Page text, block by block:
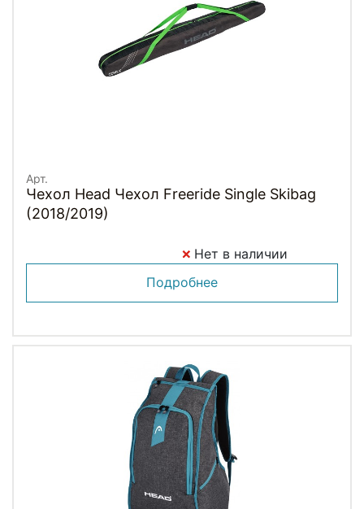
Арт.
Чехол Head Чехол Freeride Single Skibag
(2018/2019)
Нет в наличии
Подробнее